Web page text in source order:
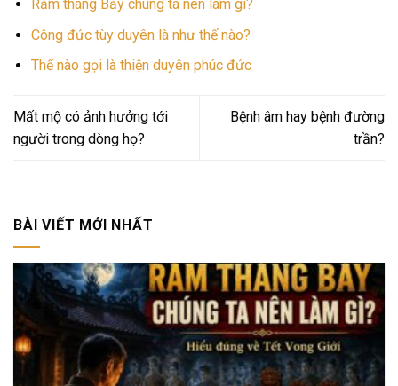
Rằm tháng Bảy chúng ta nên làm gì?
Công đức tùy duyên là như thế nào?
Thế nào gọi là thiện duyên phúc đức
Mất mộ có ảnh hưởng tới
người trong dòng họ?
Bệnh âm hay bệnh đường
trần?
BÀI VIẾT MỚI NHẤT